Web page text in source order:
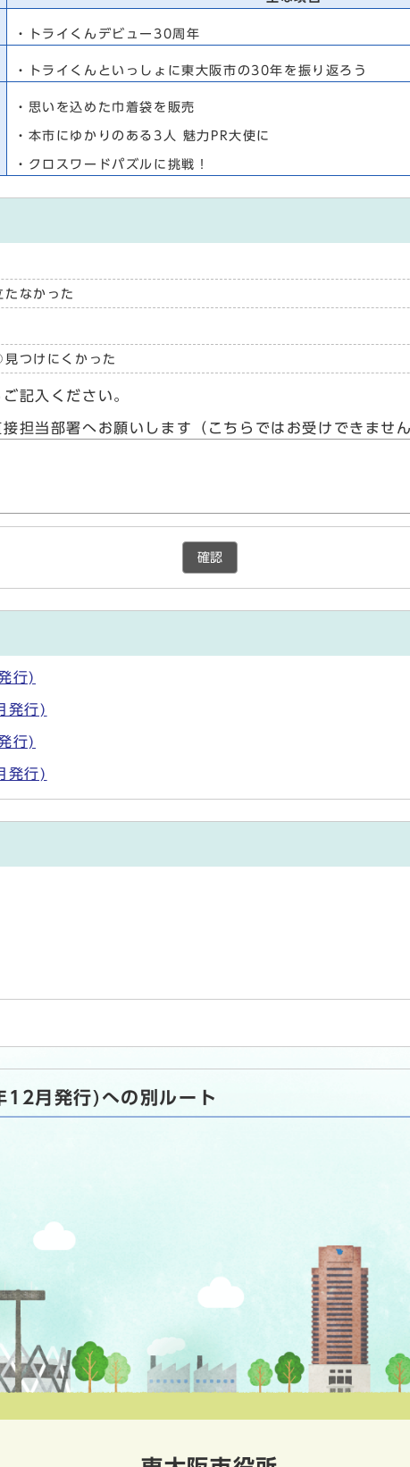
・トライくんデビュー30周年
・トライくんといっしょに東大阪市の30年を振り返ろう
・思いを込めた巾着袋を販売
・本市にゆかりのある3人 魅力PR大使に
・クロスワードパズルに挑戦！
たなかった
見つけにくかった
記入ください。
担当部署へお願いします（こちらではお受けできませ
確認
行)
発行)
行)
発行)
月発行)への別ルート